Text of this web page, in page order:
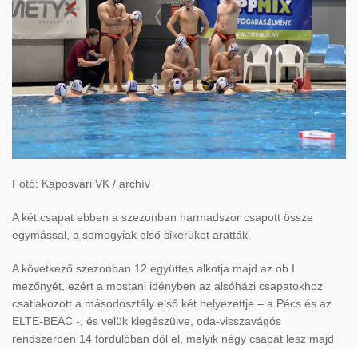
Fotó: Kaposvári VK / archív
A két csapat ebben a szezonban harmadszor csapott össze
egymással, a somogyiak első sikerüket aratták.
A következő szezonban 12 együttes alkotja majd az ob I
mezőnyét, ezért a mostani idényben az alsóházi csapatokhoz
csatlakozott a másodosztály első két helyezettje – a Pécs és az
ELTE-BEAC -, és velük kiegészülve, oda-visszavágós
rendszerben 14 fordulóban dől el, melyik négy csapat lesz majd